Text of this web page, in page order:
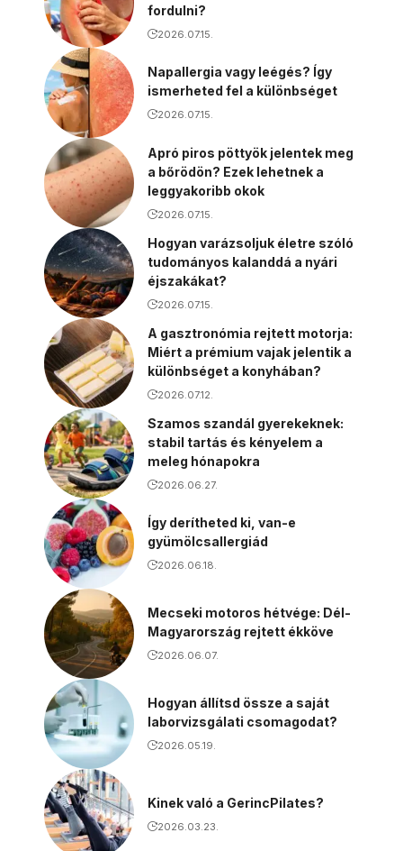
fordulni?
2026.07.15.
Napallergia vagy leégés? Így
ismerheted fel a különbséget
2026.07.15.
Apró piros pöttyök jelentek meg
a bőrödön? Ezek lehetnek a
leggyakoribb okok
2026.07.15.
Hogyan varázsoljuk életre szóló
tudományos kalanddá a nyári
éjszakákat?
2026.07.15.
A gasztronómia rejtett motorja:
Miért a prémium vajak jelentik a
különbséget a konyhában?
2026.07.12.
Szamos szandál gyerekeknek:
stabil tartás és kényelem a
meleg hónapokra
2026.06.27.
Így derítheted ki, van-e
gyümölcsallergiád
2026.06.18.
Mecseki motoros hétvége: Dél-
Magyarország rejtett ékköve
2026.06.07.
Hogyan állítsd össze a saját
laborvizsgálati csomagodat?
2026.05.19.
Kinek való a GerincPilates?
2026.03.23.